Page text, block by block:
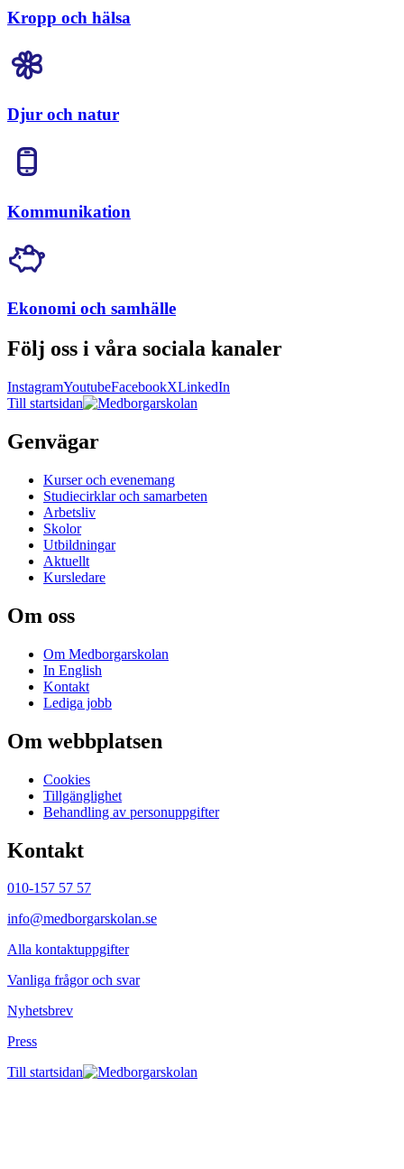
Kropp och hälsa
Djur och natur
Kommunikation
Ekonomi och samhälle
Följ oss i våra sociala kanaler
InstagramYoutubeFacebookXLinkedIn
Till startsidan
Genvägar
Kurser och evenemang
Studiecirklar och samarbeten
Arbetsliv
Skolor
Utbildningar
Aktuellt
Kursledare
Om oss
Om Medborgarskolan
In English
Kontakt
Lediga jobb
Om webbplatsen
Cookies
Tillgänglighet
Behandling av personuppgifter
Kontakt
010-157 57 57
info@medborgarskolan.se
Alla kontaktuppgifter
Vanliga frågor och svar
Nyhetsbrev
Press
Till startsidan